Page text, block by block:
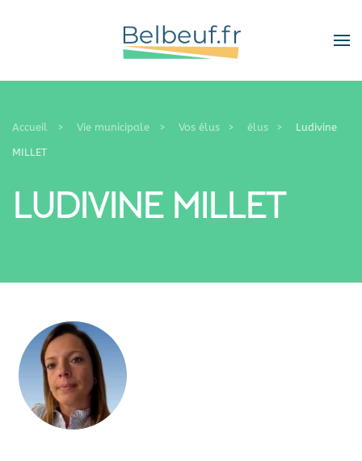
main
Accueil Vie municipale Vos élus élus Ludivine
MILLET
LUDIVINE MILLET